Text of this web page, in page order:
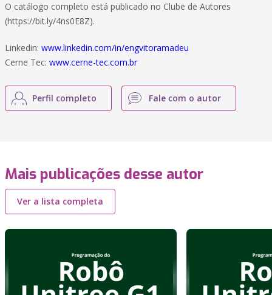
O catálogo completo está publicado no Clube de Autores
(https://bit.ly/4ns0E8Z).
Linkedin: www.linkedin.com/in/engvitoramadeu
Cerne Tec: www.cerne-tec.com.br
Perfil completo Fale com o autor
Mais publicações desse autor
Ver a lista completa